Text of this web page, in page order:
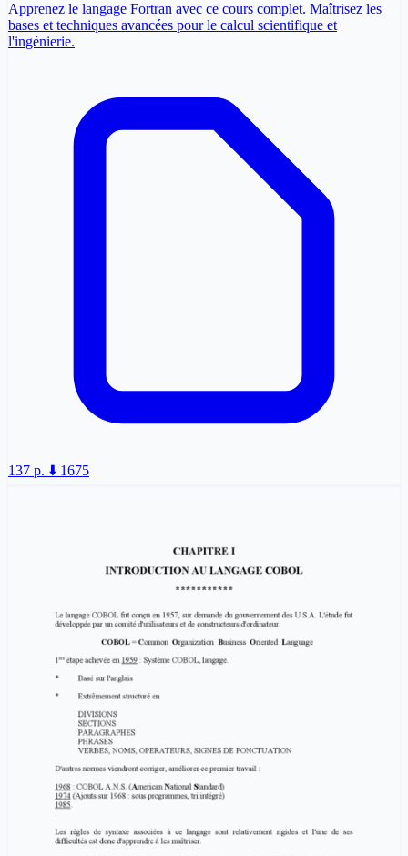
Apprenez le langage Fortran avec ce cours complet. Maîtrisez les
bases et techniques avancées pour le calcul scientifique et
l'ingénierie.
137 p. ⬇️ 1675